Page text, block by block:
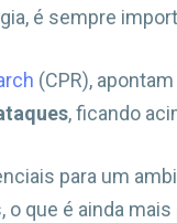
é sempre
(CPR),
, ficando
para um
que é ainda